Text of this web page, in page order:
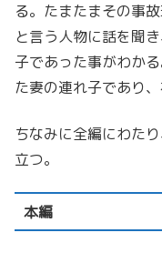
る。たまたまその事
と言う人物に話を聞
子であった事がわか
た妻の連れ子であり
ちなみに全編にわた
立つ。
本編